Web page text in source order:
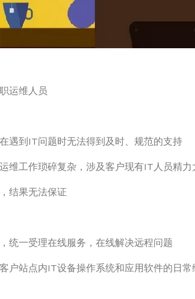
运维人员
遇到IT问题时无法得到及时、规范的支持
维工作琐碎复杂，涉及客户现有IT人员精
结果无法保证
统一受理在线服务，在线解决远程问题
户站点内IT设备操作系统和应用软件的日